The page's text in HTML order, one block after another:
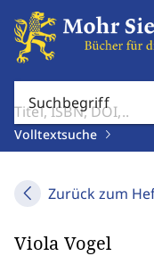
Suchbegriff
Volltextsuche
Zurück zum
Viola Vogel